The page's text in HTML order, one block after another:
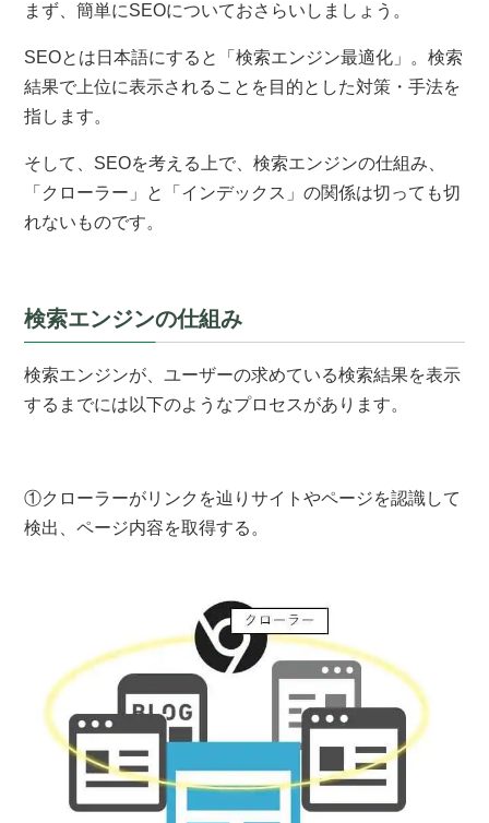
まず、簡単にSEOについておさらいしましょう。
SEOとは日本語にすると「検索エンジン最適化」。検索
結果で上位に表示されることを目的とした対策・手法を
指します。
そして、SEOを考える上で、検索エンジンの仕組み、
「クローラー」と「インデックス」の関係は切っても切
れないものです。
検索エンジンの仕組み
検索エンジンが、ユーザーの求めている検索結果を表示
するまでには以下のようなプロセスがあります。
①クローラーがリンクを辿りサイトやページを認識して
検出、ページ内容を取得する。